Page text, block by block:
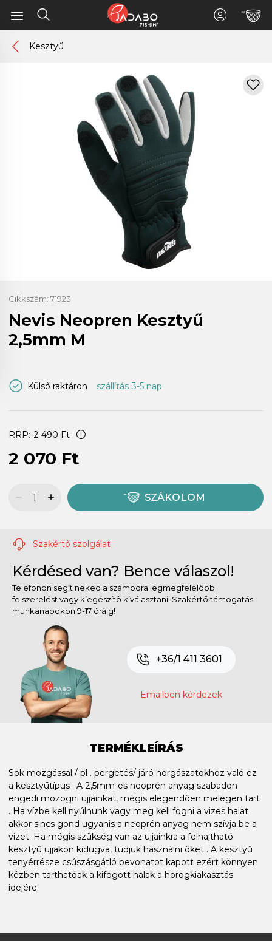
Kesztyű
Cikkszám: 71923
Nevis Neopren Kesztyű
2,5mm M
Külső raktáron szállítás 3-5 nap
RRP: 2 490 Ft
2 070 Ft
SZÁKOLOM
Szakértő szolgálat
Kérdésed van? Bence válaszol!
Telefonon segít neked a számodra legmegfelelőbb
felszerelést vagy kiegészítő kiválasztani. Szakértő támogatás
munkanapokon 9-17 óráig!
+36/1 411 3601
Emailben kérdezek
TERMÉKLEÍRÁS
Sok mozgással / pl . pergetés/ járó horgászatokhoz való ez
a kesztyűtípus . A 2,5mm-es neoprén anyag szabadon
engedi mozogni ujjainkat, mégis elegendően melegen tart
. Ha vízbe kell nyúlnunk vagy meg kell fogni a vizes halat
akkor sincs gond ugyanis a neoprén anyag nem szívja be a
vizet. Ha mégis szükség van az ujjainkra a felhajtható
kesztyű ujjakon kidugva, tudjuk használni őket . A kesztyű
tenyérrésze csúszásgátló bevonatot kapott ezért könnyen
kézben tarthatóak a kifogott halak a horogkiakasztás
idejére.